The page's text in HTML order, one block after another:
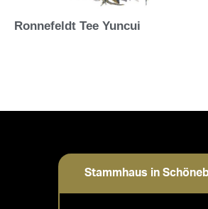
Ronnefeldt Tee Yuncui
Stammhaus in